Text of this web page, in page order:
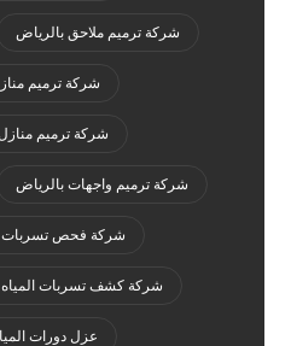
شركة ترميم ملاحق بالرياض
شركة ترميم
شركة ترميم
شركة ترميم واجهات بالرياض
شركة فحص تسربات
شركة كشف تسربات المياه
عزل دورات